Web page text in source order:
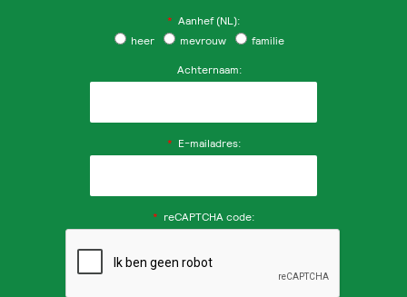
* Aanhef (NL):
heer
mevrouw familie
Achternaam:
* E-mailadres:
* reCAPTCHA code: